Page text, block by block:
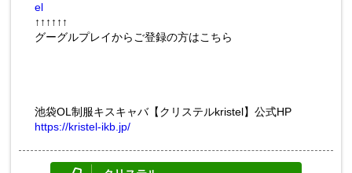
el
↑↑↑↑↑↑
グーグルプレイからご登録の方はこちら
池袋OL制服キスキャバ【クリステルkristel】公式HP
https://kristel-ikb.jp/